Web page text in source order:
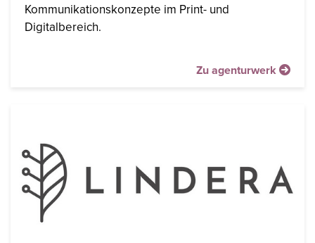
Kommunikationskonzepte im Print- und
Digitalbereich.
Zu agenturwerk